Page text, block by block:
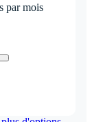
par mois